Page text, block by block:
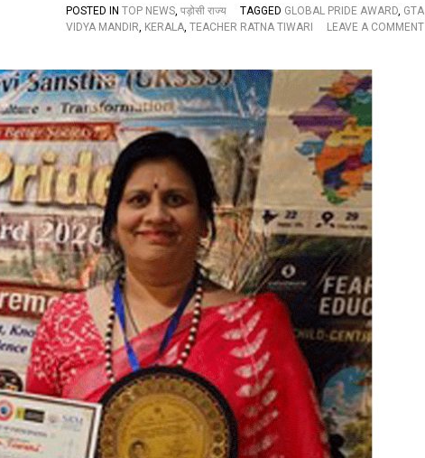
POSTED IN TOP NEWS, पड़ोसी राज्य TAGGED GLOBAL PRIDE AWARD, GTA
VIDYA MANDIR, KERALA, TEACHER RATNA TIWARI
LEAVE A COMMENT
C
O
N
G
R
A
T
U
L
A
T
I
O
N
S
:
जी
टी
ए
वि
द्या
मं
दि